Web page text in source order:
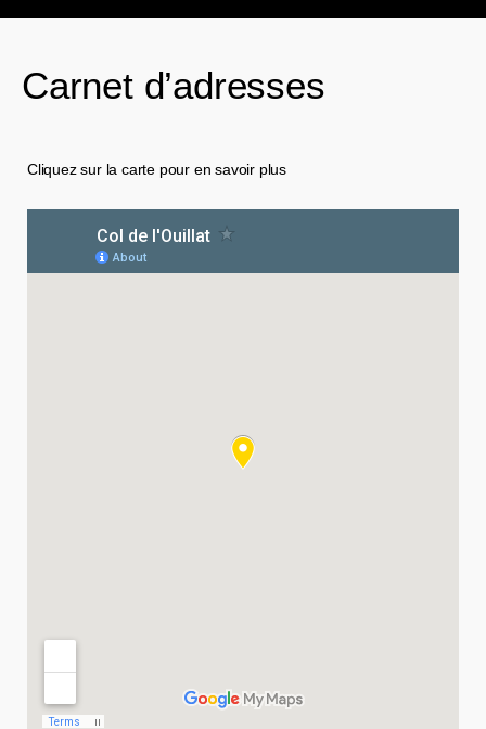
Carnet d’adresses
Cliquez sur la carte pour en savoir plus